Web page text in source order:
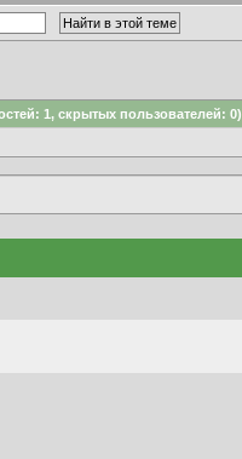
1, скрытых пользователей: 0)